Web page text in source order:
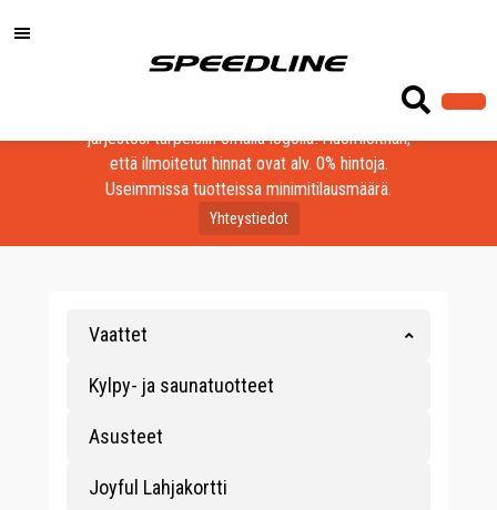
Löydä laadukkaat tuotteet yrityksesi, seurasi tai
järjestösi tarpeisiin omalla logolla! Huomioithan,
että ilmoitetut hinnat ovat alv. 0% hintoja.
Useimmissa tuotteissa minimitilausmäärä.
Yhteystiedot
Vaattet
Kylpy- ja saunatuotteet
Asusteet
Joyful Lahjakortti